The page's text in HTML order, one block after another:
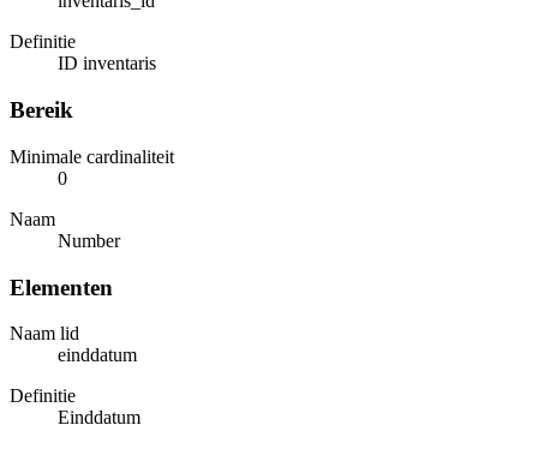
Definitie
ID inventaris
Bereik
Minimale cardinaliteit
0
Naam
Number
Elementen
Naam lid
einddatum
Definitie
Einddatum